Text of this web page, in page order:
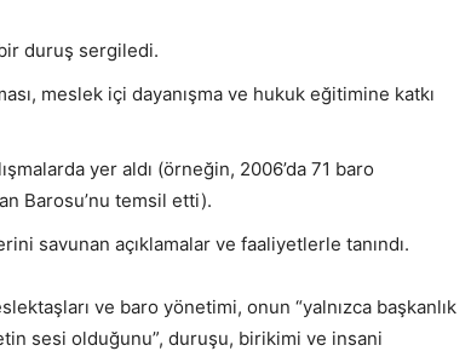
duruş sergiledi.
meslek içi dayanışma ve hukuk eğitimine katkı
yer aldı (örneğin, 2006’da 71 baro
Barosu’nu temsil etti).
savunan açıklamalar ve faaliyetlerle tanındı.
ve baro yönetimi, onun “yalnızca başkanlık
sesi olduğunu”, duruşu, birikimi ve insani